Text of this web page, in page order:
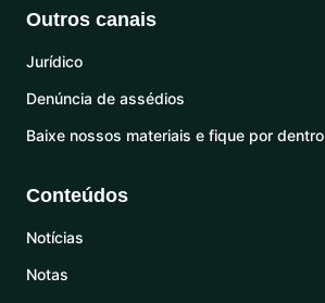
Outros canais
Jurídico
Denúncia de assédios
Baixe nossos materiais e fique por dentro
Conteúdos
Notícias
Notas